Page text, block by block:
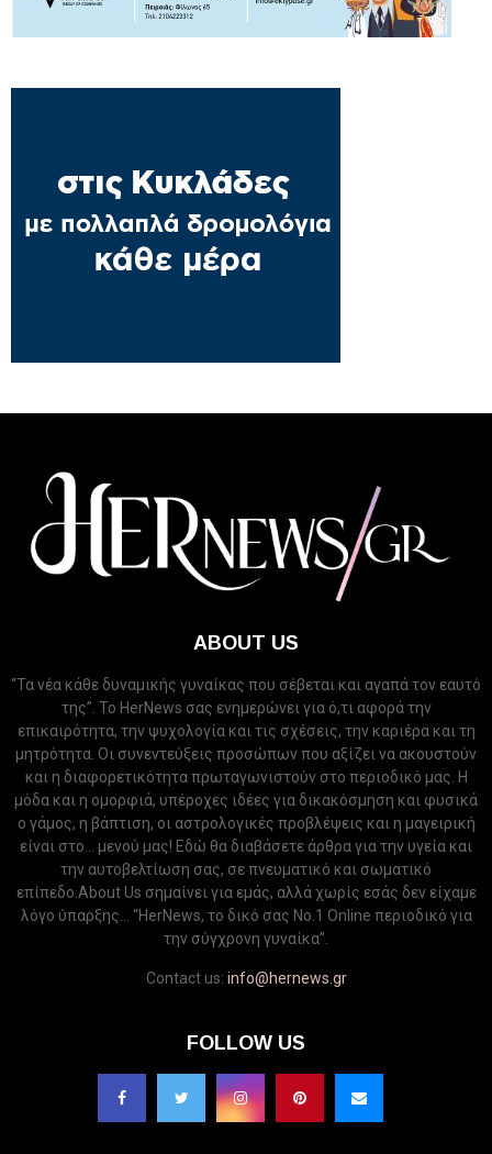
ABOUT US
“Τα νέα κάθε δυναμικής γυναίκας που σέβεται και αγαπά τον εαυτό
της”. Το HerNews σας ενημερώνει για ό,τι αφορά την
επικαιρότητα, την ψυχολογία και τις σχέσεις, την καριέρα και τη
μητρότητα. Οι συνεντεύξεις προσώπων που αξίζει να ακουστούν
και η διαφορετικότητα πρωταγωνιστούν στο περιοδικό μας. Η
μόδα και η ομορφιά, υπέροχες ιδέες για δικακόσμηση και φυσικά
ο γάμος, η βάπτιση, οι αστρολογικές προβλέψεις και η μαγειρική
είναι στο... μενού μας! Εδώ θα διαβάσετε άρθρα για την υγεία και
την αυτοβελτίωση σας, σε πνευματικό και σωματικό
επίπεδο.About Us σημαίνει για εμάς, αλλά χωρίς εσάς δεν είχαμε
λόγο ύπαρξης... “HerNews, το δικό σας Νo.1 Online περιοδικό για
την σύγχρονη γυναίκα”.
Contact us: info@hernews.gr
FOLLOW US